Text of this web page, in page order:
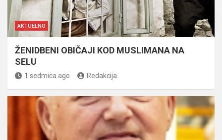
AKTUELNO
ŽENIDBENI OBIČAJI KOD MUSLIMANA NA
SELU
1 sedmica ago Redakcija